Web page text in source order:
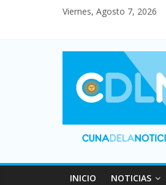
Viernes, Agosto 7, 2026
INICIO NOTICIAS